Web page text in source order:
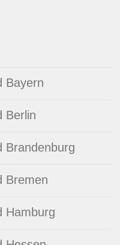
Bayern
Berlin
Brandenburg
Bremen
Hamburg